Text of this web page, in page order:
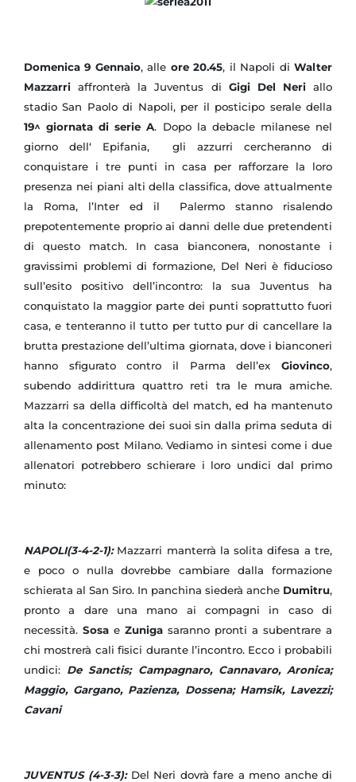
Domenica 9 Gennaio, alle ore 20.45, il Napoli diWalter
Mazzarri affronterà la Juventus di Gigi Del Neriallo
stadio San Paolo di Napoli, per il posticipo serale della
19^ giornata di serie A. Dopo la debacle milanese nel
giorno dell‘ Epifania, gli azzurri cercheranno di
conquistare i tre punti in casa per rafforzare la loro
presenza nei piani alti della classifica, dove attualmente
la Roma, l’Inter ed il Palermo stanno risalendo
prepotentemente proprio ai danni delle due pretendenti
di questo match. In casa bianconera, nonostante i
gravissimi problemi di formazione, Del Neri è fiducioso
sull’esito positivo dell’incontro: la sua Juventus ha
conquistato la maggior parte dei punti soprattutto fuori
casa, e tenteranno il tutto per tutto pur di cancellare la
brutta prestazione dell’ultima giornata, dove i bianconeri
hanno sfigurato contro il Parma dell’ex Giovinco,
subendo addirittura quattro reti tra le mura amiche.
Mazzarri sa della difficoltà del match, ed ha mantenuto
alta la concentrazione dei suoi sin dalla prima seduta di
allenamento post Milano. Vediamo in sintesi come i due
allenatori potrebbero schierare i loro undici dal primo
minuto:
NAPOLI(3-4-2-1):Mazzarri manterrà la solita difesa a tre,
e poco o nulla dovrebbe cambiare dalla formazione
schierata al San Siro. In panchina siederà anche Dumitru,
pronto a dare una mano ai compagni in caso di
necessità. Sosa e Zuniga saranno pronti a subentrare a
chi mostrerà cali fisici durante l’incontro. Ecco i probabili
undici: De Sanctis; Campagnaro, Cannavaro, Aronica;
Maggio, Gargano, Pazienza, Dossena; Hamsik, Lavezzi;
Cavani
JUVENTUS (4-3-3):Del Neri dovrà fare a meno anche di